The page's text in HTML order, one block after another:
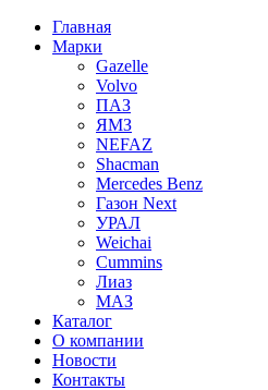
Главная
Марки
Gazelle
Volvo
ПАЗ
ЯМЗ
NEFAZ
Shacman
Mercedes Benz
Газон Next
УРАЛ
Weichai
Cummins
Лиаз
МАЗ
Каталог
О компании
Новости
Контакты